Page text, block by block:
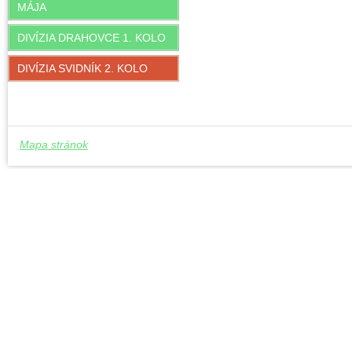
MÁJA
DIVÍZIA DRAHOVCE 1. KOLO
DIVÍZIA SVIDNÍK 2. KOLO
Mapa stránok